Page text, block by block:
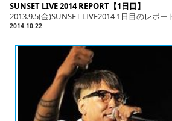
SUNSET LIVE 2014 REPORT【1日目】
2013.9.5(金)SUNSET LIVE2014 1日目のレポー
2014.10.22